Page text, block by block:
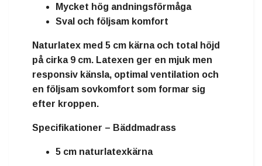
Mycket hög andningsförmåga
Sval och följsam komfort
Naturlatex med 5 cm kärnaoch total höjd
på cirka 9 cm. Latexen ger en mjuk men
responsiv känsla, optimal ventilation och
en följsam sovkomfort som formar sig
efter kroppen.
Specifikationer – Bäddmadrass
5 cm naturlatexkärna